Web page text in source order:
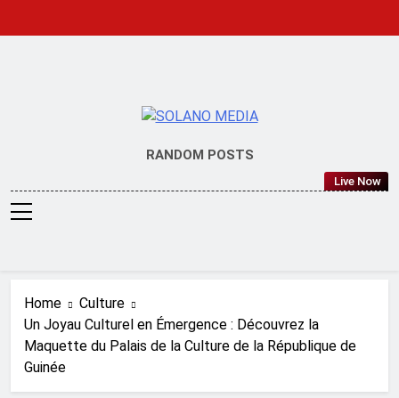
SOLANO
MEDIA
RANDOM POSTS
Live Now
Home
Culture
Un Joyau Culturel en Émergence : Découvrez la
Maquette du Palais de la Culture de la République de
Guinée